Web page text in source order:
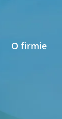
O firmie